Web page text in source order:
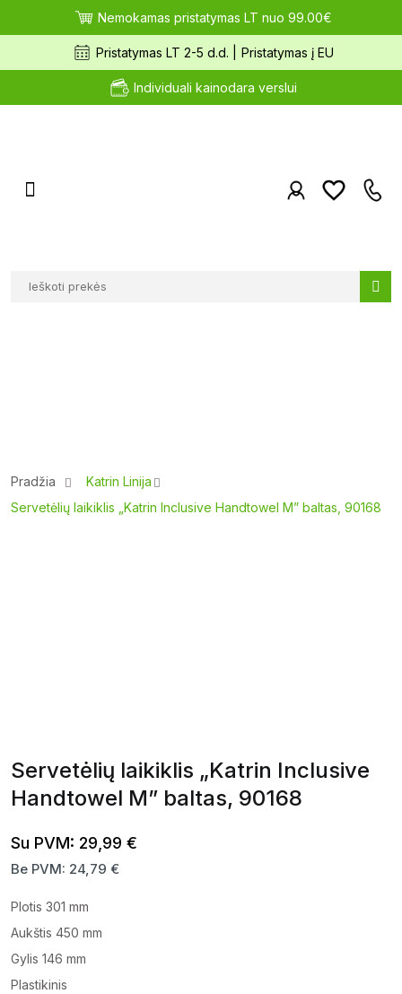
Nemokamas pristatymas LT nuo 99.00€
Pristatymas LT 2-5 d.d. | Pristatymas į EU
Individuali kainodara verslui
Pradžia
Katrin Linija
Servetėlių laikiklis „Katrin Inclusive Handtowel M” baltas, 90168
Servetėlių laikiklis „Katrin Inclusive
Handtowel M” baltas, 90168
Su PVM: 29,99 €
Be PVM: 24,79 €
Plotis 301 mm
Aukštis 450 mm
Gylis 146 mm
Plastikinis